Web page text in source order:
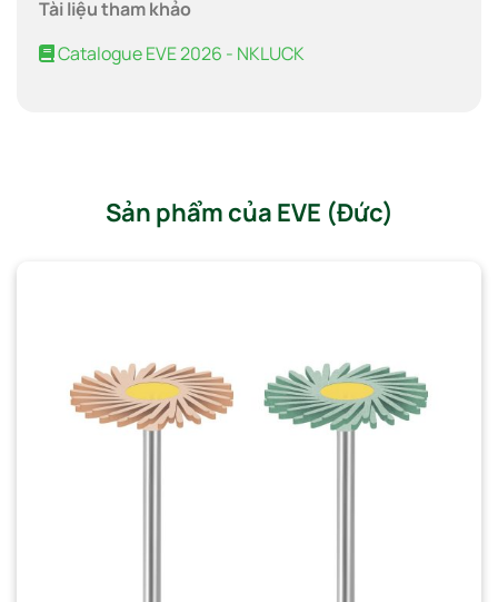
Tài liệu tham khảo
Catalogue EVE 2026 - NKLUCK
Sản phẩm của EVE (Đức)